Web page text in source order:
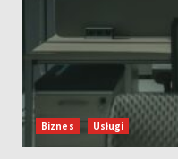
Biznes Usługi